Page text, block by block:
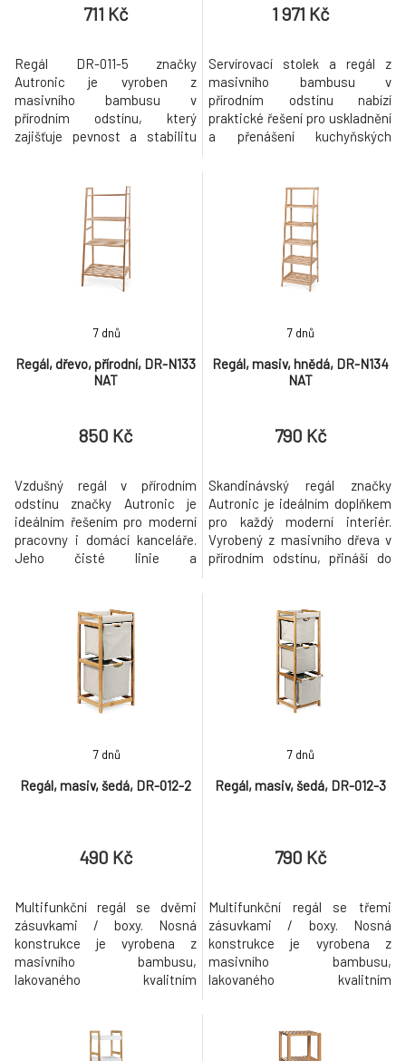
711 Kč
Regál DR-011-5 značky
Autronic je vyroben z
masivního bambusu v
přírodním odstínu, který
zajišťuje pevnost a stabilitu
poskytují dostatek prostoru
pro uložení drobných předmětů
s nosností až 9 kg na každé
polici. Díky otevřenému
designu je regál vzdušný a
snadno přístupný ze všech
1 971 Kč
Servírovací stolek a regál z
masivního bambusu v
přírodním odstínu nabízí
praktické řešení pro uskladnění
a přenášení kuchyňských
několik polic s laťkovým
provedením, které zajišťují
dostatečnou ventilaci a
přehlednost uložených
předmětů. Součástí je také
zásuvka s bambusovou úchy
Regál, dřevo, přírodní, DR-N133
NAT
7 dnů
850 Kč
Vzdušný regál v přírodním
odstínu značky Autronic je
ideálním řešením pro moderní
pracovny i domácí kanceláře.
Jeho čisté linie a
Čtyři otevřené police poskytují
dostatek úložného prostoru
pro dokumenty, knihy nebo
dekorace. Kvalitní jedlové
dřevo zajišťuje pevnost a
dlouhou život
Regál, masiv, hnědá, DR-N134
NAT
7 dnů
790 Kč
Skandinávský regál značky
Autronic je ideálním doplňkem
pro každý moderní interiér.
Vyrobený z masivního dřeva v
přírodním odstínu, přináší do
vysoký regál s šesti policemi
poskytuje dostatek úložného
prostoru pro knihy, dekorace či
jiné předměty. Jednoduchý a
čistý design se snadno hod
Regál, masiv, šedá, DR-012-2
7 dnů
490 Kč
Multifunkční regál se dvěmi
zásuvkami / boxy. Nosná
konstrukce je vyrobena z
masivního bambusu,
lakovaného kvalitním
touto povrchovou úpravou
dosahuje velmi dobré
Regál, masiv, šedá, DR-012-3
7 dnů
790 Kč
Multifunkční regál se třemi
zásuvkami / boxy. Nosná
konstrukce je vyrobena z
masivního bambusu,
lakovaného kvalitním
touto povrchovou úpravou
dosahuje velmi dobré